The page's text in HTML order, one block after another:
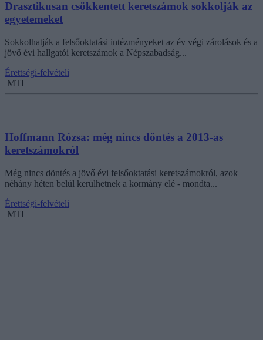
Drasztikusan csökkentett keretszámok sokkolják az
egyetemeket
Sokkolhatják a felsőoktatási intézményeket az év végi zárolások és a
jövő évi hallgatói keretszámok a Népszabadság...
Érettségi-felvételi
MTI
Hoffmann Rózsa: még nincs döntés a 2013-as
keretszámokról
Még nincs döntés a jövő évi felsőoktatási keretszámokról, azok
néhány héten belül kerülhetnek a kormány elé - mondta...
Érettségi-felvételi
MTI